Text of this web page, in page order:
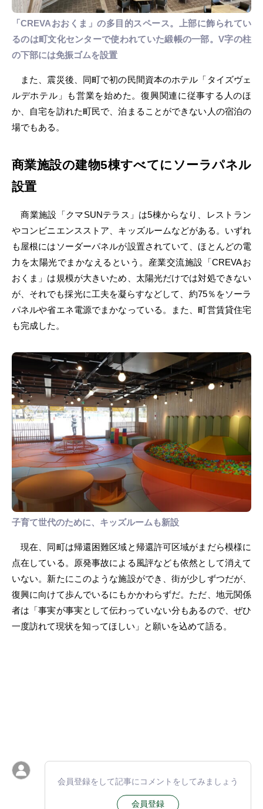
「CREVAおおくま」の多目的スペース。上部に飾られてい
るのは町文化センターで使われていた緞帳の一部。V字の柱
の下部には免振ゴムを設置
また、震災後、同町で初の民間資本のホテル「タイズヴェ
ルデホテル」も営業を始めた。復興関連に従事する人のほ
か、自宅を訪れた町民で、泊まることができない人の宿泊の
場でもある。
商業施設の建物5棟すべてにソーラパネル
設置
商業施設「クマSUNテラス」は5棟からなり、レストラン
やコンビニエンスストア、キッズルームなどがある。いずれ
も屋根にはソーダーパネルが設置されていて、ほとんどの電
力を太陽光でまかなえるという。産業交流施設「CREVAお
おくま」は規模が大きいため、太陽光だけでは対処できない
が、それでも採光に工夫を凝らすなどして、約75％をソーラ
パネルや省エネ電源でまかなっている。また、町営賃貸住宅
も完成した。
子育て世代のために、キッズルームも新設
現在、同町は帰還困難区域と帰還許可区域がまだら模様に
点在している。原発事故による風評なども依然として消えて
いない。新たにこのような施設ができ、街が少しずつだが、
復興に向けて歩んでいるにもかかわらずだ。ただ、地元関係
者は「事実が事実として伝わっていない分もあるので、ぜひ
一度訪れて現状を知ってほしい」と願いを込めて語る。
会員登録をして記事にコメントをしてみましょう
会員登録